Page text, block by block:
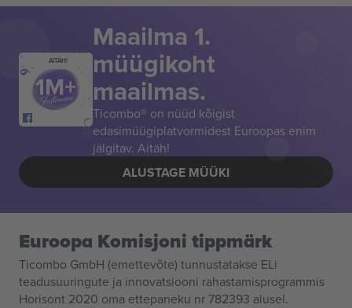
AITÄH!
Maailma 1.
müügikoht
maailmas.
Ticombo® on nüüd kõigist
edasimüügiplatvormidest Euroopas enim
jälgitav. Aitäh!
ALUSTAGE MÜÜKI
Euroopa Komisjoni tippmärk
Ticombo GmbH (emettevõte) tunnustatakse ELi
teadusuuringute ja innovatsiooni rahastamisprogrammis
Horisont 2020 oma ettepaneku nr 782393 alusel.